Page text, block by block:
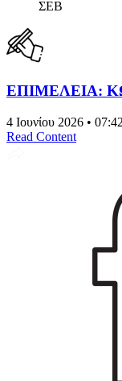
ΣΕΒ
ΕΠΙΜΕΛΕΙΑ:
4 Ιουνίου 2026 • 07:42
Read Content